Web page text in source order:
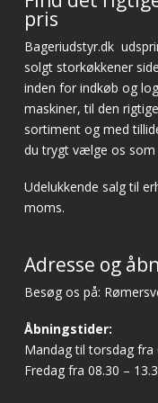
pris
Bageriudstyr.dk
solgt storkøkkener
inden for indkøb og
maskiner, til den
sortiment og med
du trygt vælge os som
Udelukkende salg til
moms.
Adresse og
Besøg os på:
Åbningstider:
Mandag til torsdag fra
Fredag fra 08.30 –